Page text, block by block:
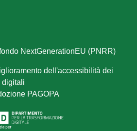
NextGenerationEU (PNRR)
dell'accessibilità dei
digitali
PAGOPA